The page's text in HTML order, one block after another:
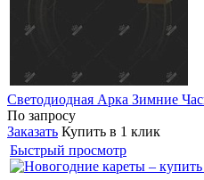
Светодиодная Арка Зимние
По запросу
Заказать Купить в 1 клик
Быстрый просмотр